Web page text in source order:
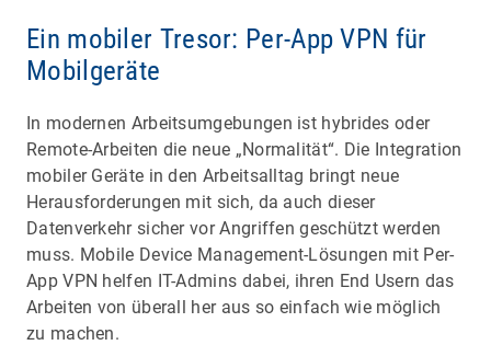
Ein mobiler Tresor: Per-App VPN für
Mobilgeräte
In modernen Arbeitsumgebungen ist hybrides oder
Remote-Arbeiten die neue „Normalität“. Die Integration
mobiler Geräte in den Arbeitsalltag bringt neue
Herausforderungen mit sich, da auch dieser
Datenverkehr sicher vor Angriffen geschützt werden
muss. Mobile Device Management-Lösungen mit Per-
App VPN helfen IT-Admins dabei, ihren End Usern das
Arbeiten von überall her aus so einfach wie möglich
zu machen.